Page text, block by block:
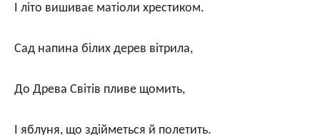
І літо вишиває матіоли хрестиком.
Сад напина білих дерев вітрила,
До Древа Світів пливе щомить,
І яблуня, що здійметься й полетить.